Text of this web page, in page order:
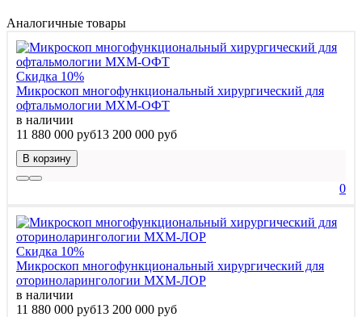
Аналогичные товары
Скидка 10%
Микроскоп многофункциональный хирургический для
офтальмологии МХМ-ОФТ
в наличии
11 880 000 руб13 200 000 руб
В корзину
0
Скидка 10%
Микроскоп многофункциональный хирургический для
оториноларингологии МХМ-ЛОР
в наличии
11 880 000 руб13 200 000 руб